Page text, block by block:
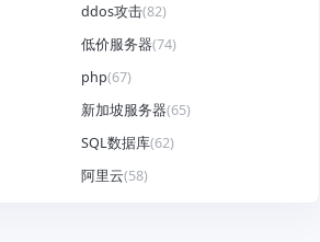
ddos攻击(82)
低价服务器(74)
php(67)
新加坡服务器(65)
SQL数据库(62)
阿里云(58)